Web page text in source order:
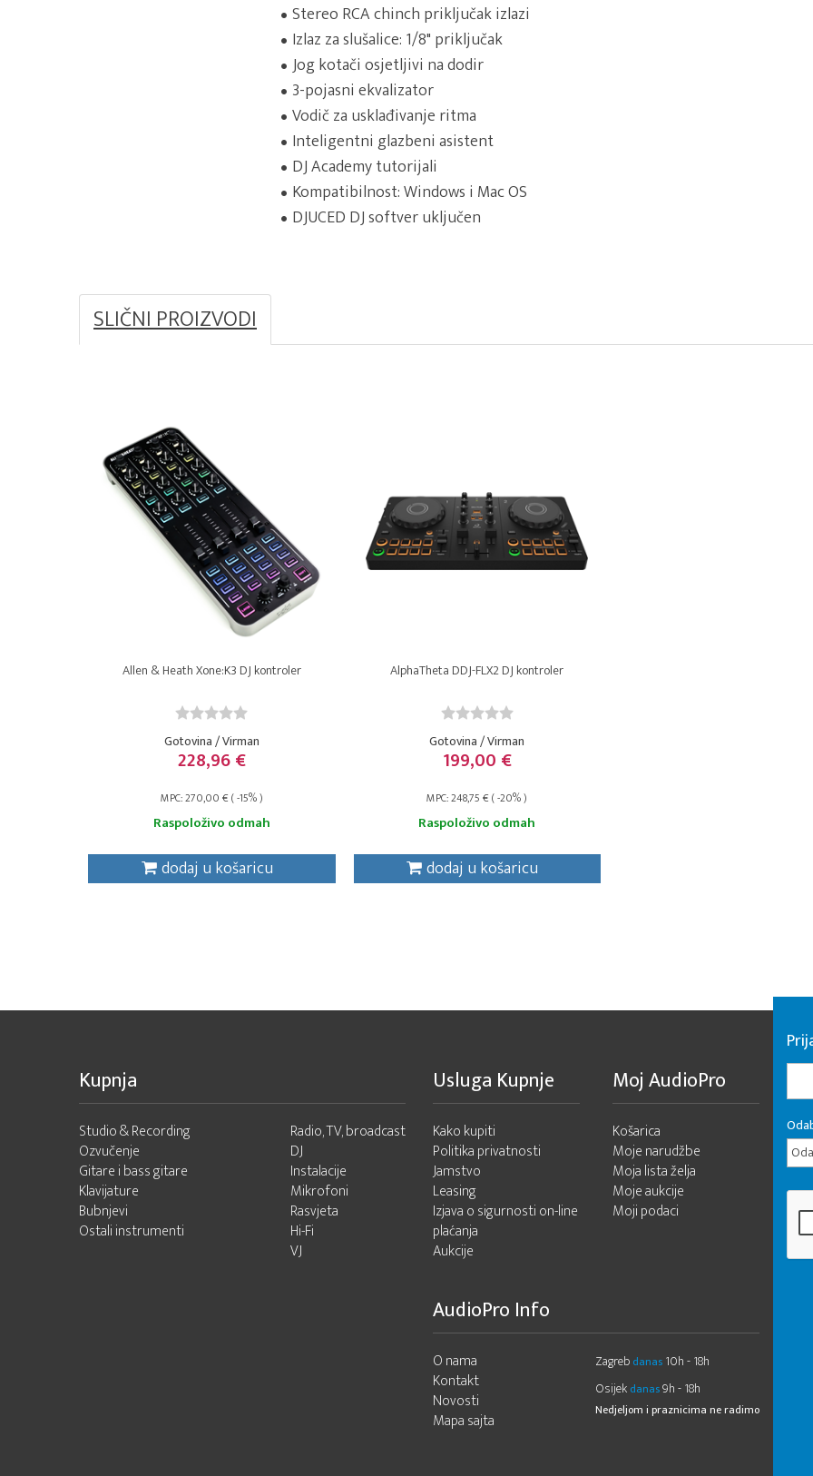
Stereo RCA chinch priključak izlazi
Izlaz za slušalice: 1/8" priključak
Jog kotači osjetljivi na dodir
3-pojasni ekvalizator
Vodič za usklađivanje ritma
Inteligentni glazbeni asistent
DJ Academy tutorijali
Kompatibilnost: Windows i Mac OS
DJUCED DJ softver uključen
SLIČNI PROIZVODI
Allen & Heath Xone:K3 DJ kontroler
Gotovina / Virman
228,96 €
MPC: 270,00 € ( -15% )
Raspoloživo odmah
dodaj u košaricu
AlphaTheta DDJ-FLX2 DJ kontroler
Gotovina / Virman
199,00 €
MPC: 248,75 € ( -20% )
Raspoloživo odmah
dodaj u košaricu
Kupnja
Studio & Recording
Ozvučenje
Gitare i bass gitare
Klavijature
Bubnjevi
Ostali instrumenti
Radio, TV, broadcast
DJ
Instalacije
Mikrofoni
Rasvjeta
Hi-Fi
VJ
Usluga Kupnje
Kako kupiti
Politika privatnosti
Jamstvo
Leasing
Izjava o sigurnosti on-line
plaćanja
Aukcije
Moj AudioPro
Košarica
Moje narudžbe
Moja lista želja
Moje aukcije
Moji podaci
AudioPro Info
O nama
Kontakt
Novosti
Mapa sajta
Zagreb danas 10h - 18h
Osijek danas9h - 18h
Nedjeljom i praznicima ne radimo